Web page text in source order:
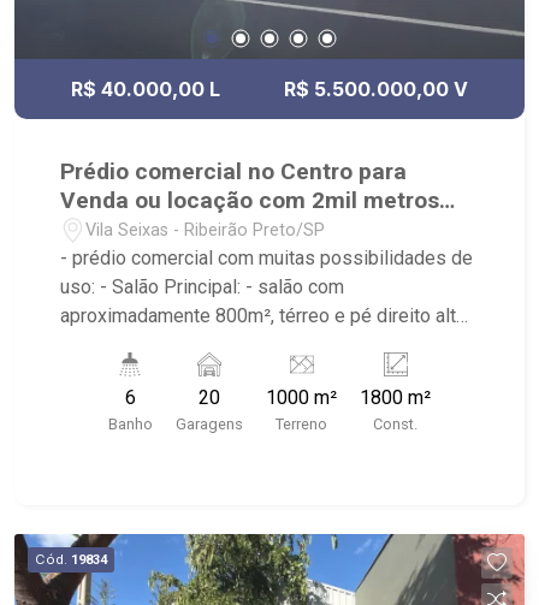
R$ 40.000,00 L R$ 5.500.000,00 V
Prédio comercial no Centro para
Venda ou locação com 2mil metros
quadrados
Vila Seixas - Ribeirão Preto/SP
- prédio comercial com muitas possibilidades de
uso: - Salão Principal: - salão com
aproximadamente 800m², térreo e pé direito alto
backoffice com cozinha industrial, espaço para
estoque, espaço para câmera fria - mezanino
com 2 escritórios e almoxarife - elevador monta-
carga - apartamento entrada privativa térreo: - 1
apartamento com 4 salas (cômodos pode ser
6
Banho
20
Garagens
1000 m²
Terreno
1800 m²
Const.
Cód. 19834